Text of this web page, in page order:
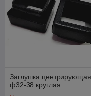
Заглушка центрирующая
ф32-38 круглая